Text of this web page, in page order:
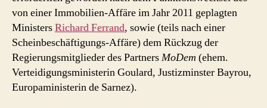
von einer Immobilien-Affäre im Jahr 2011 geplagten
MinistersRichard Ferrand, sowie (teils nach einer
Scheinbeschäftigungs-Affäre) dem Rückzug der
Regierungsmitglieder des PartnersMoDem (ehem.
Verteidigungsministerin Goulard, Justizminster Bayrou,
Europaministerin de Sarnez).